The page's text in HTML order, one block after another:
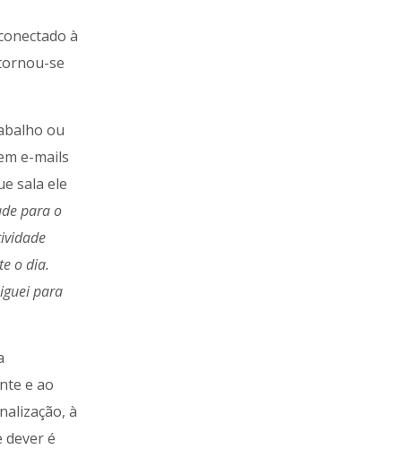
à
se
ou
e-mails
sala ele
para o
o dia.
para
e ao
à
dever é